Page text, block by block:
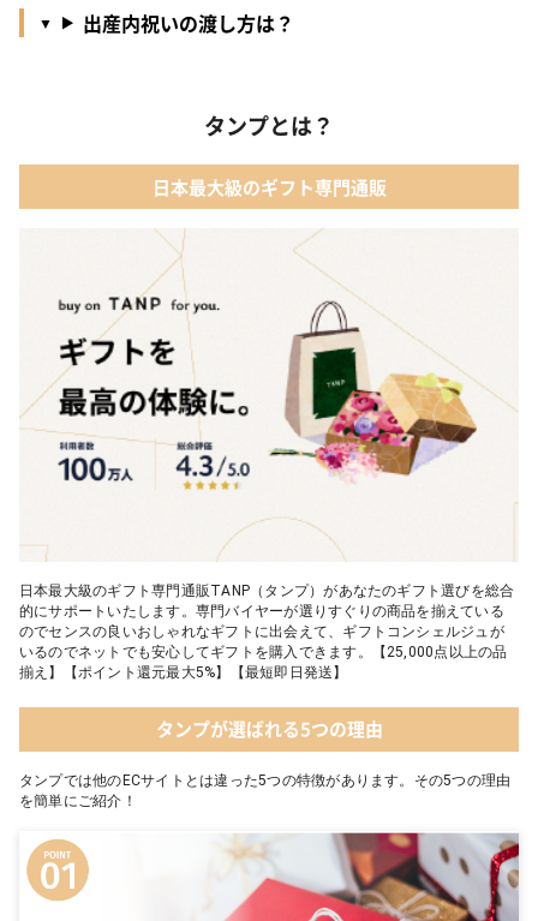
出産内祝いの渡し方は？
タンプとは？
日本最大級のギフト専門通販
日本最大級のギフト専門通販TANP（タンプ）があなたのギフト選びを総合
的にサポートいたします。専門バイヤーが選りすぐりの商品を揃えている
のでセンスの良いおしゃれなギフトに出会えて、ギフトコンシェルジュが
いるのでネットでも安心してギフトを購入できます。【25,000点以上の品
揃え】【ポイント還元最大5%】【最短即日発送】
タンプが選ばれる5つの理由
タンプでは他のECサイトとは違った5つの特徴があります。その5つの理由
を簡単にご紹介！